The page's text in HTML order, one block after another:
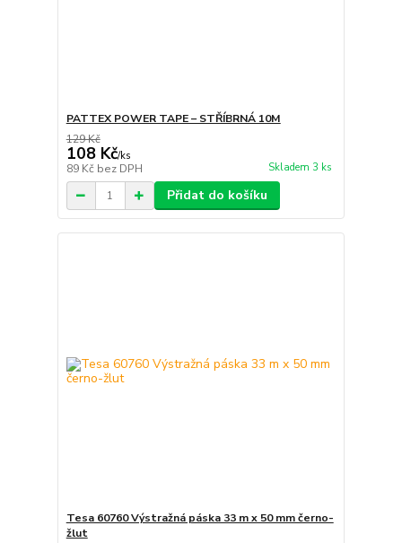
PATTEX POWER TAPE – STŘÍBRNÁ 10M
129 Kč
108 Kč/ks
89 Kč bez DPH Skladem 3 ks
Přidat do košíku
Tesa 60760 Výstražná páska 33 m x 50 mm černo-
žlut